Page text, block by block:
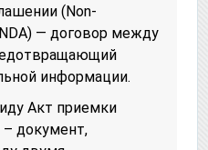
(Non-
— договор между
информации.
Акт приемки
документ,